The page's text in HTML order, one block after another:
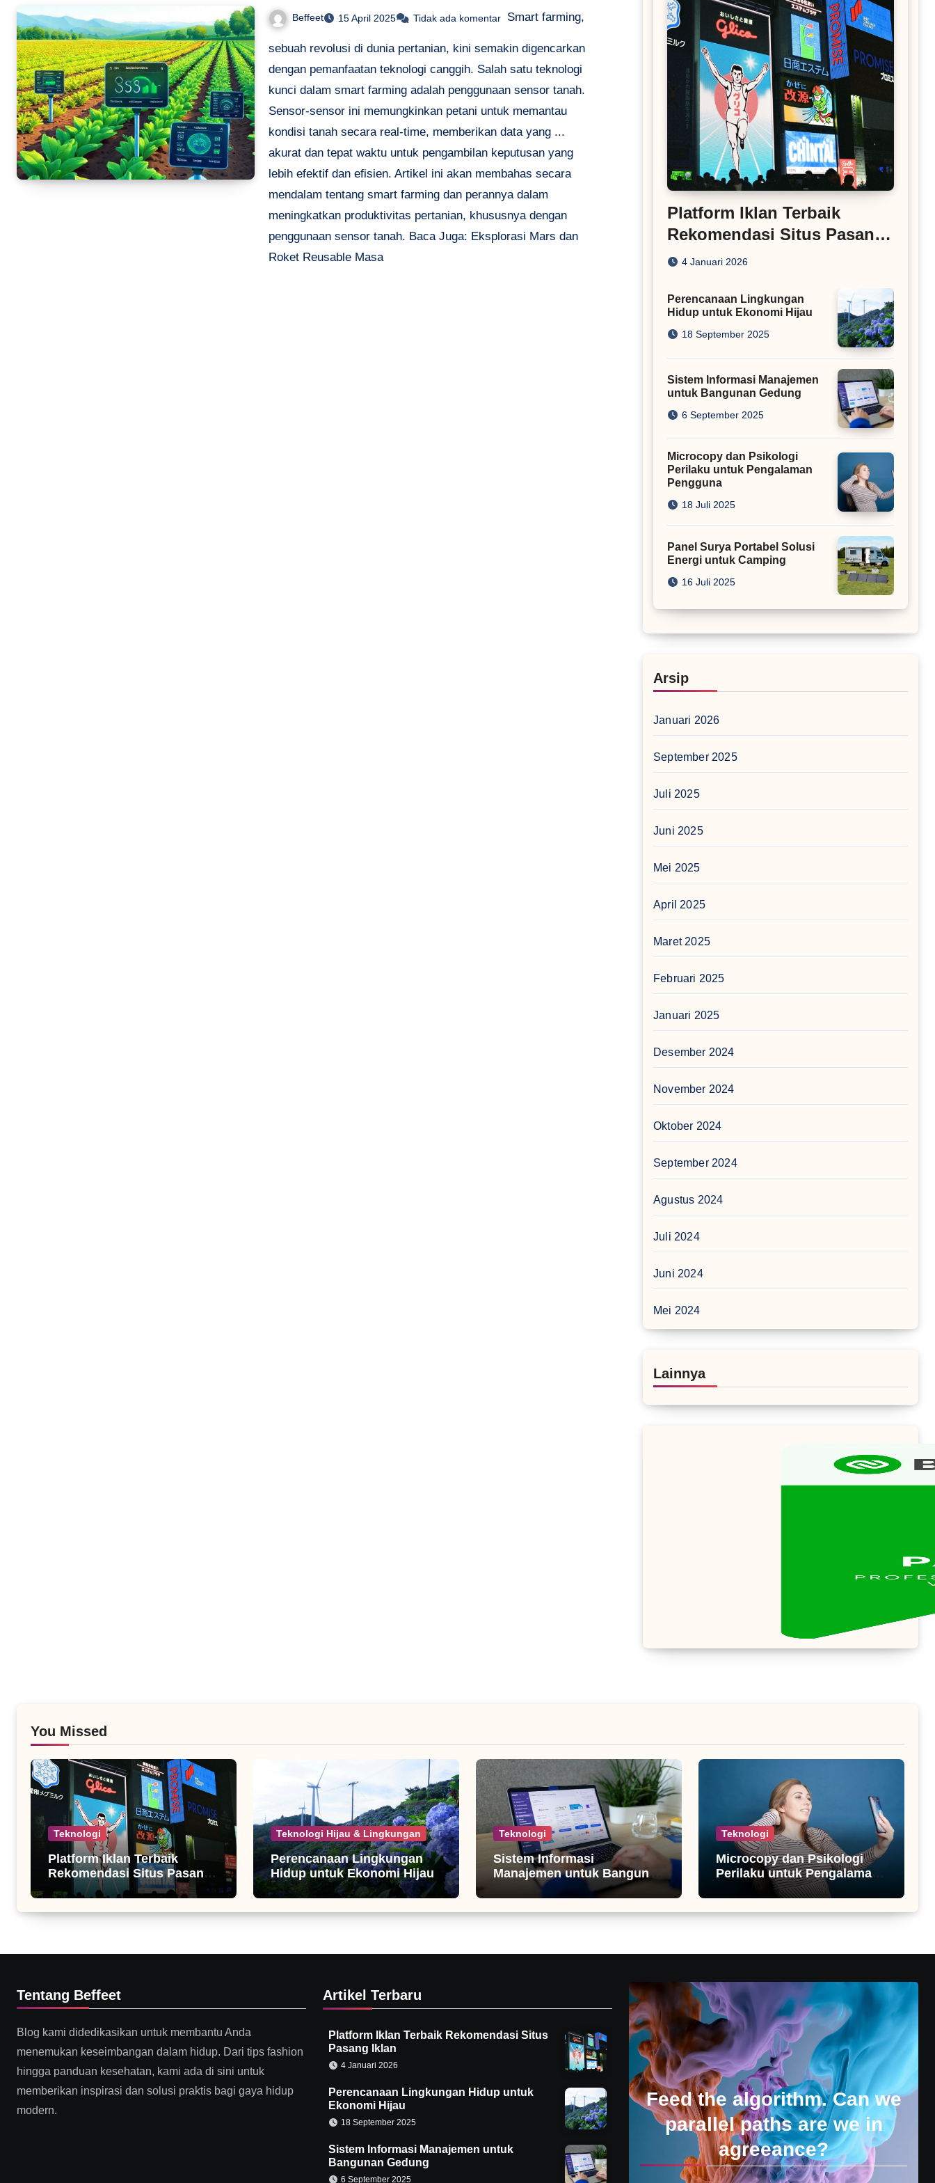
Beffeet 15 April 2025 Tidak ada komentar Smart farming,
sebuah revolusi di dunia pertanian, kini semakin digencarkan
dengan pemanfaatan teknologi canggih. Salah satu teknologi
kunci dalam smart farming adalah penggunaan sensor tanah.
Sensor-sensor ini memungkinkan petani untuk memantau
kondisi tanah secara real-time, memberikan data yang ...
akurat dan tepat waktu untuk pengambilan keputusan yang
lebih efektif dan efisien. Artikel ini akan membahas secara
mendalam tentang smart farming dan perannya dalam
meningkatkan produktivitas pertanian, khususnya dengan
penggunaan sensor tanah. Baca Juga: Eksplorasi Mars dan
Roket Reusable Masa
Platform Iklan Terbaik
Rekomendasi Situs Pasang
Iklan
4 Januari 2026
Perencanaan Lingkungan
Hidup untuk Ekonomi Hijau
18 September 2025
Sistem Informasi Manajemen
untuk Bangunan Gedung
6 September 2025
Microcopy dan Psikologi
Perilaku untuk Pengalaman
Pengguna
18 Juli 2025
Panel Surya Portabel Solusi
Energi untuk Camping
16 Juli 2025
Arsip
Januari 2026
September 2025
Juli 2025
Juni 2025
Mei 2025
April 2025
Maret 2025
Februari 2025
Januari 2025
Desember 2024
November 2024
Oktober 2024
September 2024
Agustus 2024
Juli 2024
Juni 2024
Mei 2024
Lainnya
You Missed
Teknologi
Platform Iklan Terbaik
Rekomendasi Situs Pasang
Iklan
Teknologi Hijau & Lingkungan
Perencanaan Lingkungan
Hidup untuk Ekonomi Hijau
Teknologi
Sistem Informasi
Manajemen untuk Bangunan
Gedung
Teknologi
Microcopy dan Psikologi
Perilaku untuk Pengalaman
Pengguna
Tentang Beffeet
Blog kami didedikasikan untuk membantu Anda
menemukan keseimbangan dalam hidup. Dari tips fashion
hingga panduan kesehatan, kami ada di sini untuk
memberikan inspirasi dan solusi praktis bagi gaya hidup
modern.
Artikel Terbaru
Platform Iklan Terbaik Rekomendasi Situs
Pasang Iklan
4 Januari 2026
Perencanaan Lingkungan Hidup untuk
Ekonomi Hijau
18 September 2025
Sistem Informasi Manajemen untuk
Bangunan Gedung
6 September 2025
Feed the algorithm. Can we
parallel paths are we in
agreeance?